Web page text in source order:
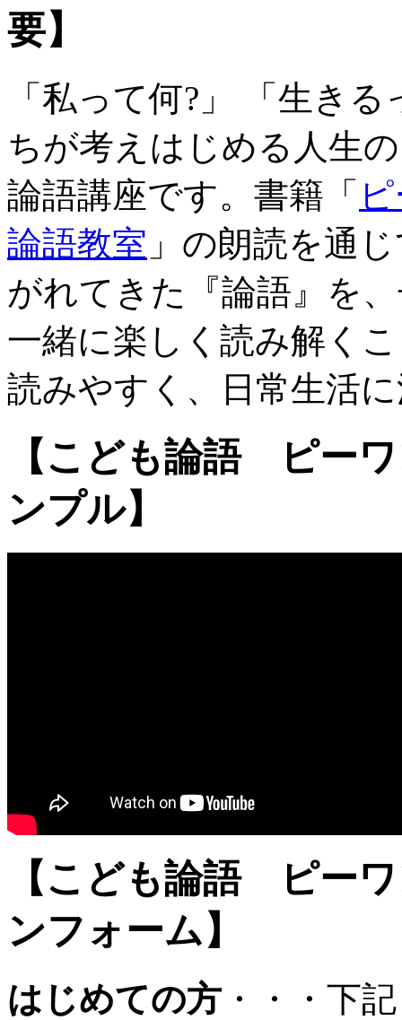
要】
「私って何?」 「生き
ちが考えはじめる人生
論語講座です。書籍「
論語教室 」の朗読を通
がれてきた『論語』を
一緒に楽しく読み解く
読みやすく、日常生活
【こども論語 ピー
ンプル】
【こども論語 ピー
ンフォーム】
はじめての方 ・・・下